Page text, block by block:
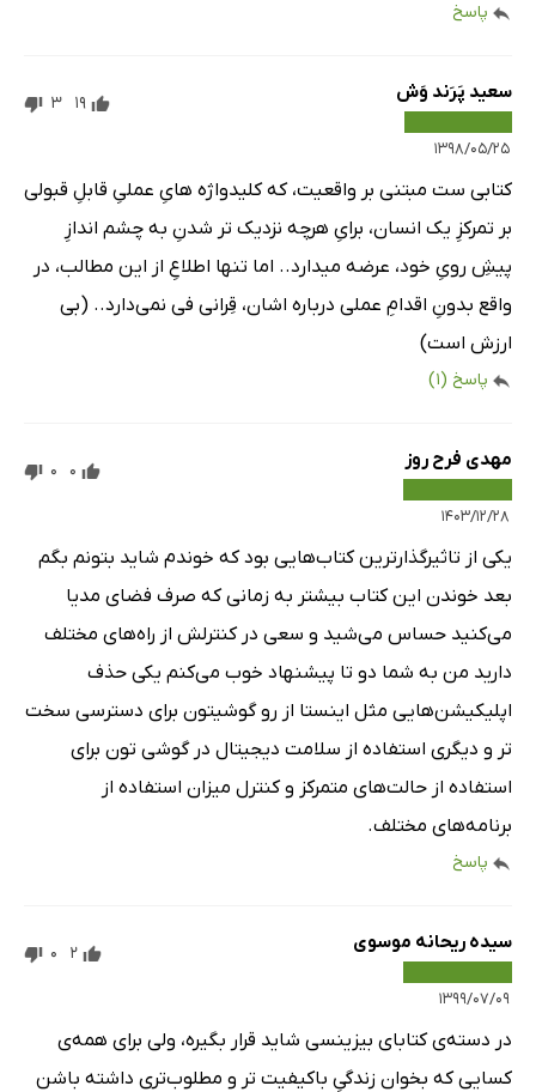
پاسخ
سعید پَرَند وَش
۱۳۹۸/۰۵/۲۵
19
3
کتابی ست مبتنی بر واقعیت، که کلیدواژه هایِ عملیِ قابلِ قبولی
بر تمرکزِ یک انسان، برایِ هرچه نزدیک تر شدنِ به چشم اندازِ
پیشِ رویِ خود، عرضه میدارد.. اما تنها اطلاعِ از این مطالب، در
واقع بدونِ اقدامِ عملی درباره اشان، قِرانی فی نمی‌دارد.. (بی
ارزش است)
پاسخ (1)
مهدی فرح روز
۱۴۰۳/۱۲/۲۸
0
0
یکی از تاثیرگذارترین کتاب‌هایی بود که خوندم شاید بتونم بگم
بعد خوندن این کتاب بیشتر به زمانی که صرف فضای مدیا
می‌کنید حساس می‌شید و سعی در کنترلش از راه‌های مختلف
دارید من به شما دو تا پیشنهاد خوب می‌کنم یکی حذف
اپلیکیشن‌هایی مثل اینستا از رو گوشیتون برای دسترسی سخت
تر و دیگری استفاده از سلامت دیجیتال در گوشی تون برای
استفاده از حالت‌های متمرکز و کنترل میزان استفاده از
برنامه‌های مختلف.
پاسخ
سیده ریحانه موسوی
۱۳۹۹/۰۷/۰۹
2
0
در دسته‌ی کتابای بیزینسی شاید قرار بگیره، ولی برای همه‌ی
کسایی که بخوان زندگیِ باکیفیت تر و مطلوب‌تری داشته باشن